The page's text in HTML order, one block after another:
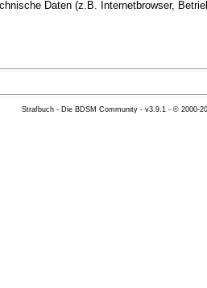
Daten (z.B. Internetbrowser,
zur Analyse Ihres Nutzerverhaltens
Daten zu erhalten. Sie
Strafbuch - Die BDSM Community - v3.9.1 - © 2000-